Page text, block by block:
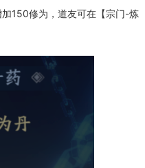
150修为，道友可在【宗门-炼